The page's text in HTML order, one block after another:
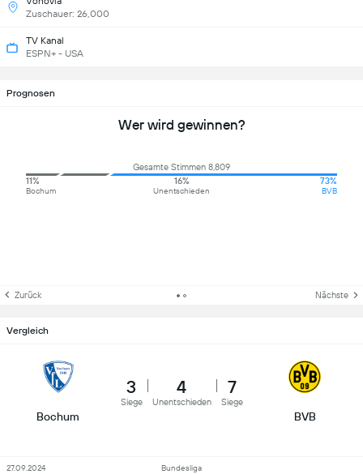
Zuschauer: 26,000
TV Kanal
ESPN+ - USA
Prognosen
Wer wird gewinnen?
Gesamte Stimmen 8,809
11%
Bochum
16%
Unentschieden
73%
BVB
Zurück Nächste
Vergleich
Bochum
3
Siege
4
Unentschieden
7
Siege
BVB
Bundesliga
27.09.2024